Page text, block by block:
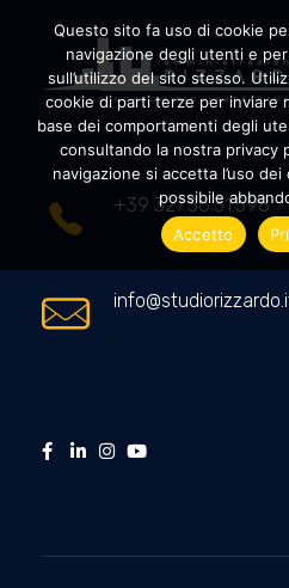
Amministrazioni Rizzardo
+39 327.36.31.598
Questo sito fa uso di cookie
navigazione degli utenti e
sull’utilizzo del sito stesso.
cookie di parti terze per inviare
base dei comportamenti degli
consultando la nostra privacy
navigazione si accetta l’uso
possibile
Accetto